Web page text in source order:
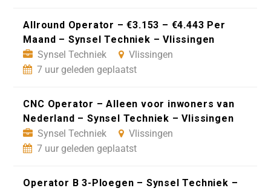
Allround Operator – €3.153 – €4.443 Per
Maand – Synsel Techniek – Vlissingen
Synsel Techniek
Vlissingen
7 uur geleden geplaatst
CNC Operator – Alleen voor inwoners van
Nederland – Synsel Techniek – Vlissingen
Synsel Techniek
Vlissingen
7 uur geleden geplaatst
Operator B 3-Ploegen – Synsel Techniek –